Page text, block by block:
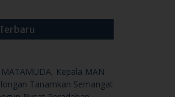
Kepala MAN
Tanamkan Semangat